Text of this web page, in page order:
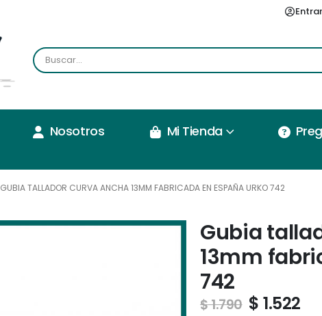
Nosotros Mi Tienda
GUBIA TALLADOR CURVA ANCHA 13MM FABRICADA EN ESPAÑA URKO 742
Gubia
13mm
742
$1.790 $ 1.522